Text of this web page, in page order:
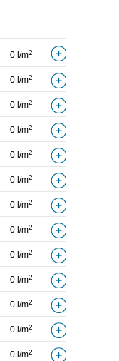
0 l/m2
0 l/m2
0 l/m2
0 l/m2
0 l/m2
0 l/m2
0 l/m2
0 l/m2
0 l/m2
0 l/m2
0 l/m2
0 l/m2
0 l/m2